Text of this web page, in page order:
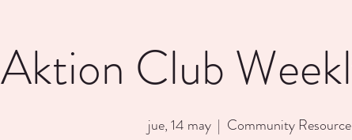
Aktion Club
jue, 14 may
  |
Community